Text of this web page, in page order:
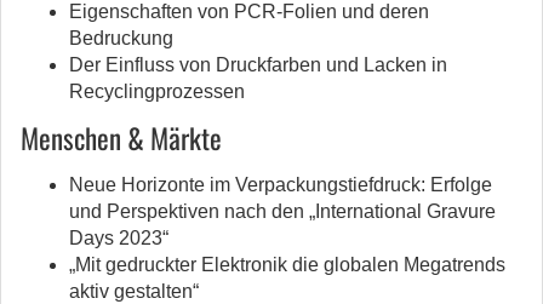
Eigenschaften von PCR-Folien und deren
Bedruckung
Der Einfluss von Druckfarben und Lacken in
Recyclingprozessen
Menschen & Märkte
Neue Horizonte im Verpackungstiefdruck: Erfolge
und Perspektiven nach den „International Gravure
Days 2023“
„Mit gedruckter Elektronik die globalen Megatrends
aktiv gestalten“